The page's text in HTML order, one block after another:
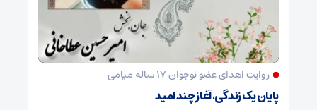
روایت اهدای عضو نوجوان ۱۷ ساله میامی
پایان یک زندگی، آغاز چند امید